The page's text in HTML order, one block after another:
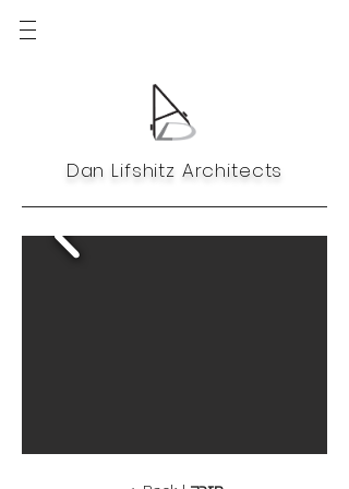
Dan Lifshitz Architects